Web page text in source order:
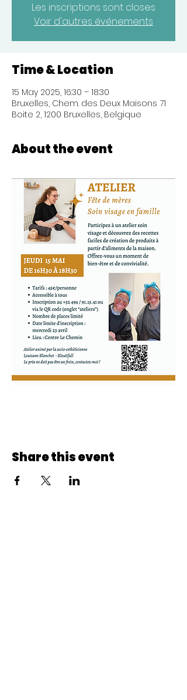
Les inscriptions sont closes
Voir d'autres événements
Time & Location
15 May 2025, 16:30 – 18:30
Bruxelles, Chem. des Deux Maisons 71
Boite 2, 1200 Bruxelles, Belgique
About the event
Share this event